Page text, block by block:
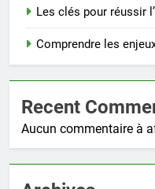
Les clés pour réussir
Comprendre les
Recent
Aucun commentaire à